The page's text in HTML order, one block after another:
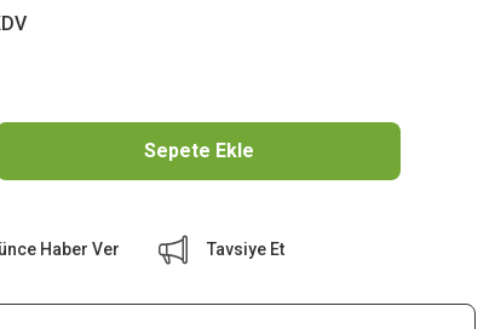
Sepete Ekle
Haber Ver Tavsiye Et